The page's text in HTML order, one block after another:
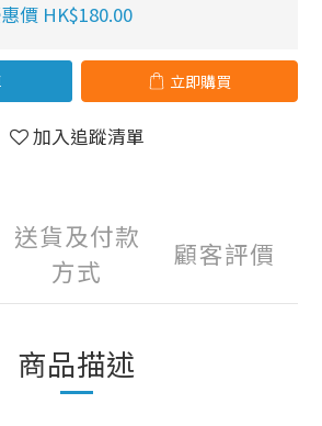
價 HK$180.00
立即購買
加入追蹤清單
送貨及付款
方式
顧客評價
商品描述